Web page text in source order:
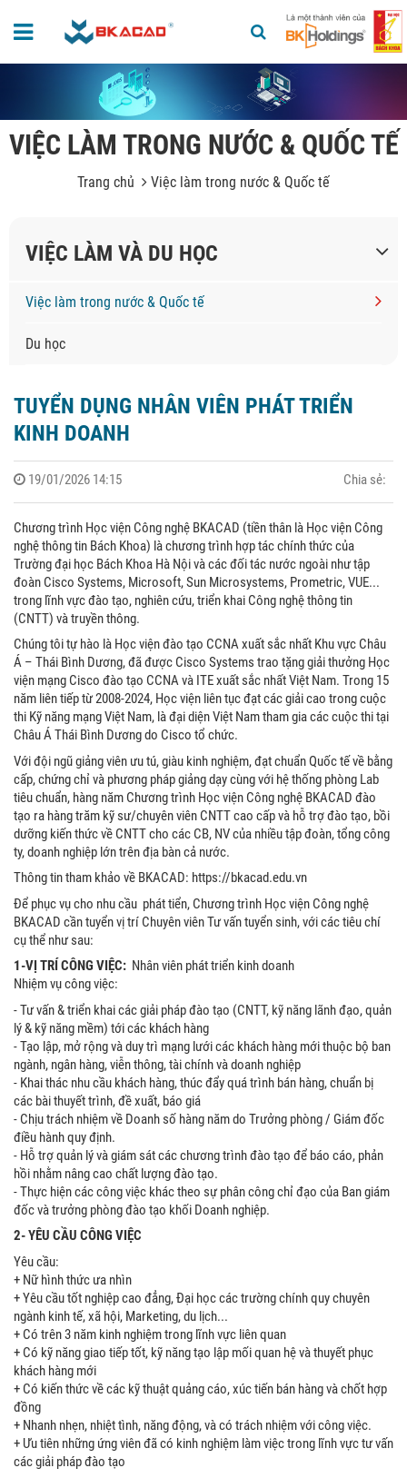
VIỆC LÀM TRONG NƯỚC & QUỐC TẾ
Trang chủ Việc làm trong nước & Quốc tế
VIỆC LÀM VÀ DU HỌC
Việc làm trong nước & Quốc tế
Du học
TUYỂN DỤNG NHÂN VIÊN PHÁT TRIỂN
KINH DOANH
19/01/2026 14:15 Chia sẻ:
Chương trình Học viện Công nghệ BKACAD (tiền thân là Học viện Công
nghệ thông tin Bách Khoa) là chương trình hợp tác chính thức của
Trường đại học Bách Khoa Hà Nội và các đối tác nước ngoài như tập
đoàn Cisco Systems, Microsoft, Sun Microsystems, Prometric, VUE...
trong lĩnh vực đào tạo, nghiên cứu, triển khai Công nghệ thông tin
(CNTT) và truyền thông.
Chúng tôi tự hào là Học viện đào tạo CCNA xuất sắc nhất Khu vực Châu
Á – Thái Bình Dương, đã được Cisco Systems trao tặng giải thưởng Học
viện mạng Cisco đào tạo CCNA và ITE xuất sắc nhất Việt Nam. Trong 15
năm liên tiếp từ 2008-2024, Học viện liên tục đạt các giải cao trong cuộc
thi Kỹ năng mạng Việt Nam, là đại diện Việt Nam tham gia các cuộc thi tại
Châu Á Thái Bình Dương do Cisco tổ chức.
Với đội ngũ giảng viên ưu tú, giàu kinh nghiệm, đạt chuẩn Quốc tế về bằng
cấp, chứng chỉ và phương pháp giảng dạy cùng với hệ thống phòng Lab
tiêu chuẩn, hàng năm Chương trình Học viện Công nghệ BKACAD đào
tạo ra hàng trăm kỹ sư/chuyên viên CNTT cao cấp và hỗ trợ đào tạo, bồi
dưỡng kiến thức về CNTT cho các CB, NV của nhiều tập đoàn, tổng công
ty, doanh nghiệp lớn trên địa bàn cả nước.
Thông tin tham khảo về BKACAD: https://bkacad.edu.vn
Để phục vụ cho nhu cầu phát tiển, Chương trình Học viện Công nghệ
BKACAD cần tuyển vị trí Chuyên viên Tư vấn tuyển sinh, với các tiêu chí
cụ thể như sau:
1-VỊ TRÍ CÔNG VIỆC: Nhân viên phát triển kinh doanh
Nhiệm vụ công việc:
- Tư vấn & triển khai các giải pháp đào tạo (CNTT, kỹ năng lãnh đạo, quản
lý & kỹ năng mềm) tới các khách hàng
- Tạo lập, mở rộng và duy trì mạng lưới các khách hàng mới thuộc bộ ban
ngành, ngân hàng, viễn thông, tài chính và doanh nghiệp
- Khai thác nhu cầu khách hàng, thúc đẩy quá trình bán hàng, chuẩn bị
các bài thuyết trình, đề xuất, báo giá
- Chịu trách nhiệm về Doanh số hàng năm do Trưởng phòng / Giám đốc
điều hành quy định.
- Hỗ trợ quản lý và giám sát các chương trình đào tạo để báo cáo, phản
hồi nhằm nâng cao chất lượng đào tạo.
- Thực hiện các công việc khác theo sự phân công chỉ đạo của Ban giám
đốc và trưởng phòng đào tạo khối Doanh nghiệp.
2- YÊU CẦU CÔNG VIỆC
Yêu cầu:
+ Nữ hình thức ưa nhìn
+ Yêu cầu tốt nghiệp cao đẳng, Đại học các trường chính quy chuyên
ngành kinh tế, xã hội, Marketing, du lịch...
+ Có trên 3 năm kinh nghiệm trong lĩnh vực liên quan
+ Có kỹ năng giao tiếp tốt, kỹ năng tạo lập mối quan hệ và thuyết phục
khách hàng mới
+ Có kiến thức về các kỹ thuật quảng cáo, xúc tiến bán hàng và chốt hợp
đồng
+ Nhanh nhẹn, nhiệt tình, năng động, và có trách nhiệm với công việc.
+ Ưu tiên những ứng viên đã có kinh nghiệm làm việc trong lĩnh vực tư vấn
các giải pháp đào tạo